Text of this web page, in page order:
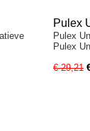
Pulex
Pulex
Pulex
€ 29,21